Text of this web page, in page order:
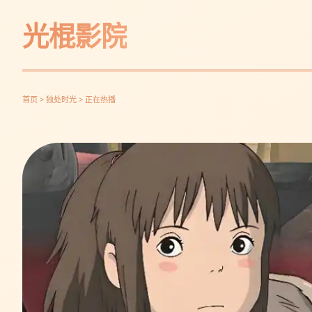
光棍影院
首页 > 独处时光 > 正在热播